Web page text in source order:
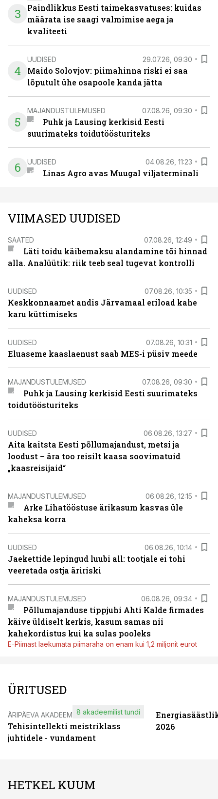
3
Paindlikkus Eesti taimekasvatuses: kuidas
määrata ise saagi valmimise aega ja
kvaliteeti
4
UUDISED 29.07.26, 09:30
Maido Solovjov: piimahinna riski ei saa
lõputult ühe osapoole kanda jätta
5
MAJANDUSTULEMUSED 07.08.26, 09:30
Puhk ja Lausing kerkisid Eesti
suurimateks toidutöösturiteks
6 UUDISED 04.08.26, 11:23
Linas Agro avas Muugal viljaterminali
VIIMASED UUDISED
SAATED 07.08.26, 12:49
Läti toidu käibemaksu alandamine tõi hinnad
alla. Analüütik: riik teeb seal tugevat kontrolli
UUDISED 07.08.26, 10:35
Keskkonnaamet andis Järvamaal eriload kahe
karu küttimiseks
UUDISED 07.08.26, 10:31
Eluaseme kaaslaenust saab MES-i püsiv meede
MAJANDUSTULEMUSED 07.08.26, 09:30
Puhk ja Lausing kerkisid Eesti suurimateks
toidutöösturiteks
UUDISED 06.08.26, 13:27
Aita kaitsta Eesti põllumajandust, metsi ja
loodust – ära too reisilt kaasa soovimatuid
„kaasreisijaid“
MAJANDUSTULEMUSED 06.08.26, 12:15
Arke Lihatööstuse ärikasum kasvas üle
kaheksa korra
UUDISED 06.08.26, 10:14
Jaekettide lepingud luubi all: tootjale ei tohi
veeretada ostja äririski
MAJANDUSTULEMUSED 06.08.26, 09:34
Põllumajanduse tippjuhi Ahti Kalde firmades
käive üldiselt kerkis, kasum samas nii
kahekordistus kui ka sulas pooleks
E-Piimast laekumata piimaraha on enam kui 1,2 miljonit eurot
ÜRITUSED
ÄRIPÄEVA AKADEEMIA
Tehisintellekti meistriklass
juhtidele - vundament
8 akadeemilist tundi
2026
HETKEL KUUM